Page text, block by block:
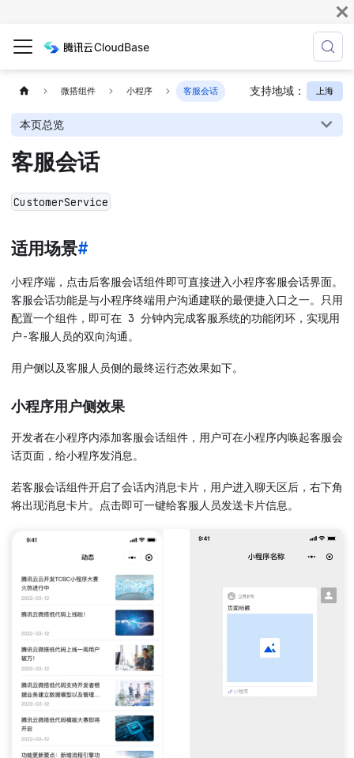
微搭组件 小程序 客服会话 支持地域： 上海
本页总览
客服会话
CustomerService
适用场景#
小程序端，点击后客服会话组件即可直接进入小程序客服会话界面。
客服会话功能是与小程序终端用户沟通建联的最便捷入口之一。只用
配置一个组件，即可在 3 分钟内完成客服系统的功能闭环，实现用
户-客服人员的双向沟通。
用户侧以及客服人员侧的最终运行态效果如下。
小程序用户侧效果
开发者在小程序内添加客服会话组件，用户可在小程序内唤起客服会
话页面，给小程序发消息。
若客服会话组件开启了会话内消息卡片，用户进入聊天区后，右下角
将出现消息卡片。点击即可一键给客服人员发送卡片信息。